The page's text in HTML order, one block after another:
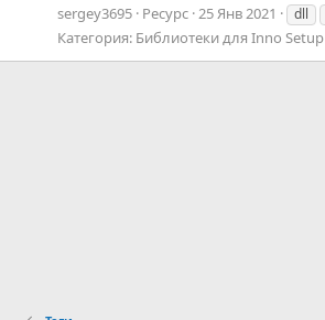
sergey3695 Ресурс 25 Янв 2021 dll
Категория: Библиотеки для Inno Setup